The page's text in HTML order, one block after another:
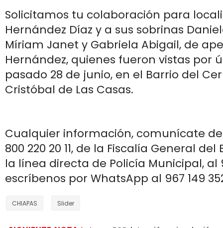
Solicitamos tu colaboración para
Hernández Díaz y a sus sobrinas
Míriam Janet y Gabriela Abigail, de
Hernández, quienes fueron vistas por
pasado 28 de junio, en el Barrio del
Cristóbal de Las Casas.
Cualquier información, comunícate
800 220 20 11, de la Fiscalía General del
la línea directa de Policía Municipal, al
escríbenos por WhatsApp al 967 149
CHIAPAS Slider